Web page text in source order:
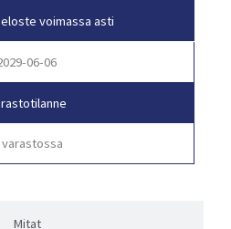
Mitat
voimassa asti
06-06
varastossa